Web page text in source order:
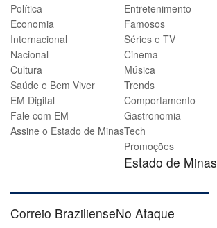
Política
Economia
Internacional
Nacional
Cultura
Saúde e Bem Viver
EM Digital
Fale com EM
Assine o Estado de Minas
Entretenimento
Famosos
Séries e TV
Cinema
Música
Trends
Comportamento
Gastronomia
Tech
Promoções
Estado de Minas
Correio BrazilienseNo Ataque